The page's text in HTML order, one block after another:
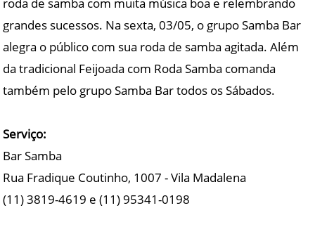
roda de samba com muita música boa e relembrando
grandes sucessos. Na sexta, 03/05, o grupo Samba Bar
alegra o público com sua roda de samba agitada. Além
da tradicional Feijoada com Roda Samba comanda
também pelo grupo Samba Bar todos os Sábados.
Serviço:
Bar Samba
Rua Fradique Coutinho, 1007 - Vila Madalena
(11) 3819-4619 e (11) 95341-0198